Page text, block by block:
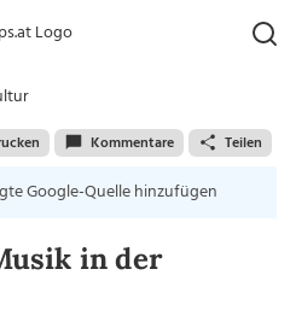
Kommentare Teilen
Google-Quelle hinzufügen
in der